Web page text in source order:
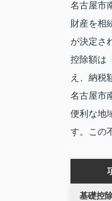
名古屋市
財産を相
が決定さ
控除額は
え、納税
名古屋市
便利な地
す。この
基礎控